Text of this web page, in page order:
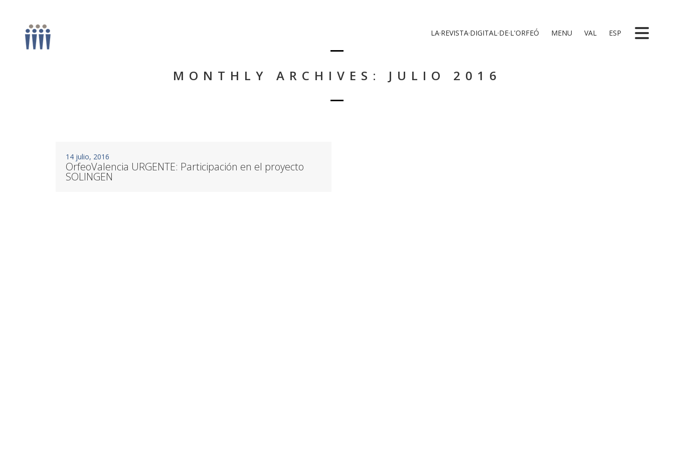
LA·REVISTA·DIGITAL·DE·L'ORFEÓ MENU VAL ESP
MONTHLY ARCHIVES: JULIO 2016
14 julio, 2016
OrfeoValencia URGENTE: Participación en el proyecto
SOLINGEN